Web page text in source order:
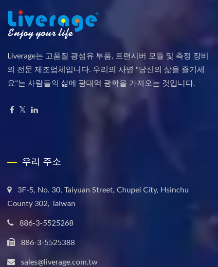
Liverage는 고품질 광섬유 부품, 트랜시버 모듈 및 측정 장비
의 전문 제조업체입니다. 우리의 사명 "당신의 삶을 즐기세
요"는 사람들의 삶에 광대역 광학을 가져오는 것입니다.
우리 주소
3F-5, No. 30, Taiyuan Street, Chupei City, Hsinchu
County 302, Taiwan
886-3-5525268
886-3-5525388
sales@liverage.com.tw